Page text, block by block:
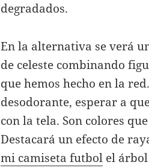
degradados.
En la alternativa se verá
de celeste combinando
que hemos hecho en la
desodorante, esperar a
con la tela. Son colores
Destacará un efecto de
mi camiseta futbol el